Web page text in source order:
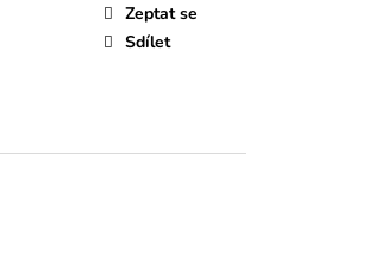
Zeptat se
Sdílet